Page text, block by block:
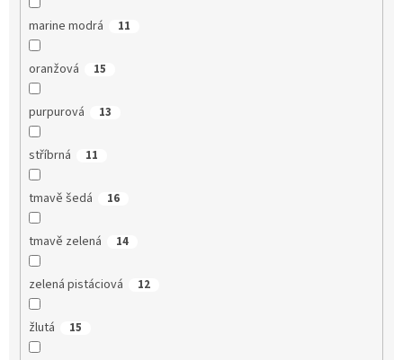
marine modrá 11
oranžová 15
purpurová 13
stříbrná 11
tmavě šedá 16
tmavě zelená 14
zelená pistáciová 12
žlutá 15